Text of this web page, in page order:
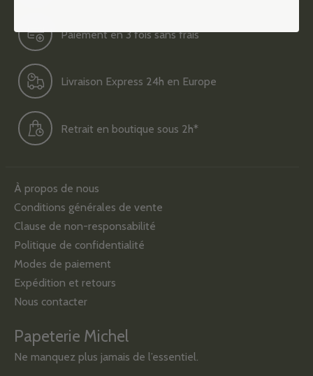
Paiement en 3 fois sans frais
Livraison Express 24h en Europe
Retrait en boutique sous 2h*
À propos de nous
Conditions générales de vente
Clause de non-responsabilité
Politique de confidentialité
Modes de paiement
Expédition et retours
Nous contacter
Papeterie Michel
Ne manquez plus jamais de l’essentiel.